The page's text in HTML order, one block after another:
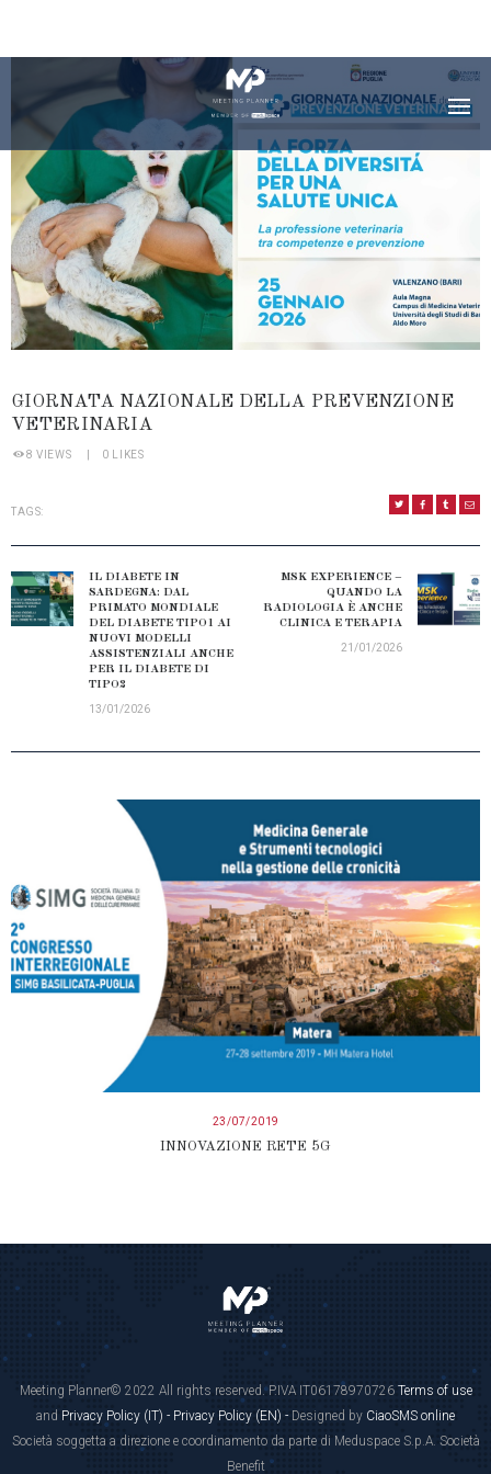
GIORNATA NAZIONALE DELLA PREVENZIONE
VETERINARIA
8 VIEWS 0 LIKES
TAGS:
ARTICOLIPrevious
post:
IL DIABETE IN
SARDEGNA: DAL
PRIMATO MONDIALE
DEL DIABETE TIPO1 AI
NUOVI MODELLI
ASSISTENZIALI ANCHE
PER IL DIABETE DI
TIPO2
13/01/2026
Next
post:
MSK EXPERIENCE –
QUANDO LA
RADIOLOGIA È ANCHE
CLINICA E TERAPIA
21/01/2026
23/07/2019
INNOVAZIONE RETE 5G
Meeting Planner© 2022 All rights reserved. P.IVA IT06178970726 Terms of use
and Privacy Policy (IT) - Privacy Policy (EN) - Designed by CiaoSMS online
Società soggetta a direzione e coordinamento da parte di Meduspace S.p.A. Società
Benefit